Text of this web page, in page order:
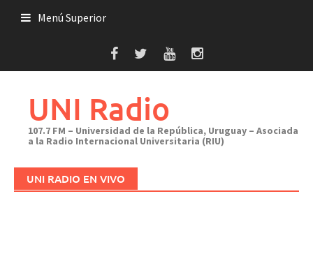
Menú Superior
UNI Radio
107.7 FM – Universidad de la República, Uruguay – Asociada
a la Radio Internacional Universitaria (RIU)
UNI RADIO EN VIVO